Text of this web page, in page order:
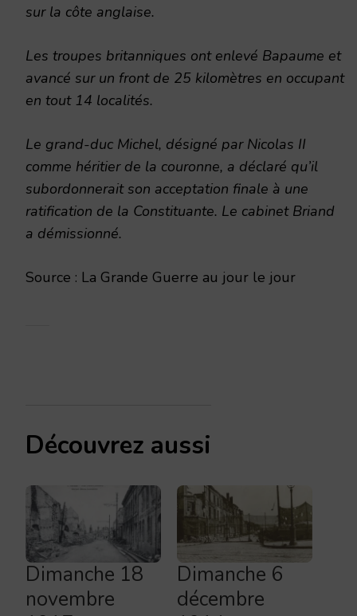
sur la côte anglaise.
Les troupes britanniques ont enlevé Bapaume et
avancé sur un front de 25 kilomètres en occupant
en tout 14 localités.
Le grand-duc Michel, désigné par Nicolas II
comme héritier de la couronne, a déclaré qu’il
subordonnerait son acceptation finale à une
ratification de la Constituante. Le cabinet Briand
a démissionné.
Source : La Grande Guerre au jour le jour
Découvrez aussi
Dimanche 18
novembre
Dimanche 6
décembre